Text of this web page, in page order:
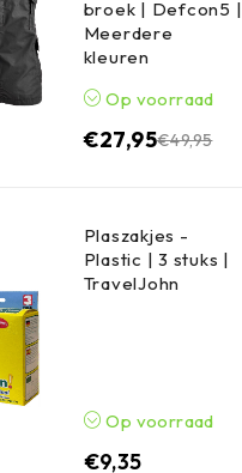
broek | Defcon5 |
Meerdere
kleuren
Op voorraad
€49,95
€27,95
Plaszakjes -
Plastic | 3 stuks |
TravelJohn
Op voorraad
€9,35